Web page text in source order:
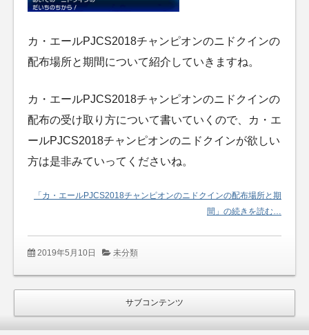
カ・エールPJCS2018チャンピオンのニドクインの
配布場所と期間について紹介していきますね。
カ・エールPJCS2018チャンピオンのニドクインの
配布の受け取り方について書いていくので、カ・エ
ールPJCS2018チャンピオンのニドクインが欲しい
方は是非みていってくださいね。
「カ・エールPJCS2018チャンピオンのニドクインの配布場所と期
間」の続きを読む…
2019年5月10日 未分類
サブコンテンツ